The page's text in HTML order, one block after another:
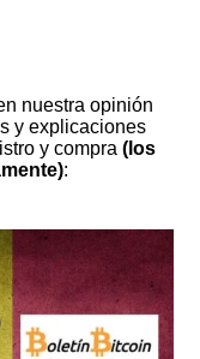
nuestra opinión
y explicaciones
y compra(los
: